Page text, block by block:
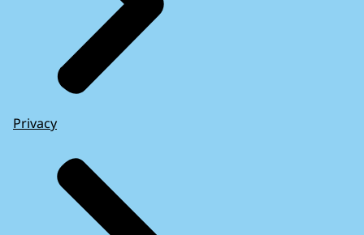
Privacy